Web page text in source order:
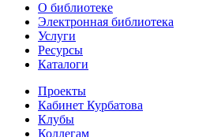
О библиотеке
Электронная библиотека
Услуги
Ресурсы
Каталоги
Проекты
Кабинет Курбатова
Клубы
Коллегам